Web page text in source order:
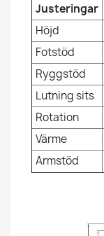
Justeringar
Höjd
Fotstöd
Ryggstöd
Lutning sits
Rotation
Värme
Armstöd